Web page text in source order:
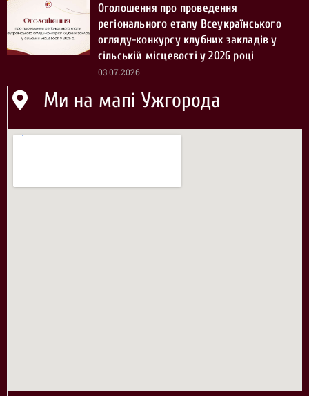
Оголошення про проведення
регіонального етапу Всеукраїнського
огляду-конкурсу клубних закладів у
сільській місцевості у 2026 році
03.07.2026
Ми на мапі Ужгорода